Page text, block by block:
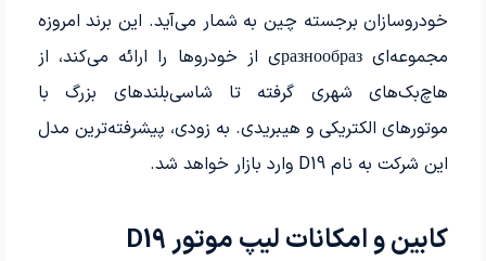
خودروسازان برجسته چین به شمار می‌آید. این برند امروزه
مجموعه‌ای разнообразی از خودروها را ارائه می‌کند، از
هاچ‌بک‌های شهری گرفته تا شاسی‌بلندهای بزرگ با
موتورهای الکتریکی و هیبریدی. به زودی، پیشرفته‌ترین مدل
این شرکت به نام D19 وارد بازار خواهد شد.
کابین و امکانات لیپ موتور D19